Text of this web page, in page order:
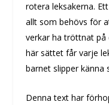
rotera leksakerna.
allt som behövs för
verkar ha tröttnat på
här sättet får varje
barnet slipper känna
Denna text har